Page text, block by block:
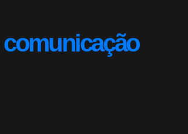
comunicação